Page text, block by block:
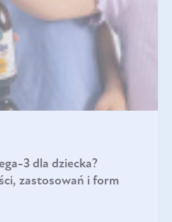
3 dla dziecka?
zastosowań i form